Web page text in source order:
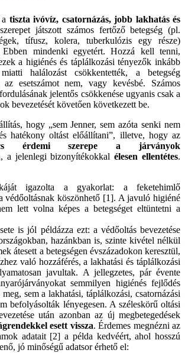
tiszta ivóvíz, csatornázás, jobb lakhatás és
játszott számos fertőző betegség (pl.
tífusz, kolera, tuberkulózis egy része)
Ebben mindenki egyetért. Hozzá kell tenni,
a higiénés és táplálkozási tényezők inkább
halálozást csökkentették, a betegség
az esetszámot nem, vagy kevésbé. Számos
jelentős csökkenése ugyanis csak a
bevezetését követően következett be.
hogy „sem Jenner, sem azóta senki nem
hatékony oltást előállítani”, illetve, hogy az
érdemi szerepe a járványok
, a jelenlegi bizonyítékokkalélesen ellentétes.
igazolta a gyakorlat: a feketehimlő
védőoltásnak köszönhető [1]. A javuló higiéné
lett volna képes a betegséget eltüntetni a
is jól példázza ezt: a védőoltás bevezetése
hazánkban is, szinte kivétel nélkül
átesett a betegségen évszázadokon keresztül,
való hozzáférés, a lakhatási és táplálkozási
javultak. A jellegzetes, pár évente
semmilyen higiénés fejlődés
meg, sem a lakhatási, táplálkozási, csatornázási
befolyásolták lényegesen. A széleskörű oltási
után azonban az új megbetegedések
esett vissza. Érdemes megnézni az
adatait [2] a példa kedvéért, ahol hosszú
jó minőségű adatsor érhető el: